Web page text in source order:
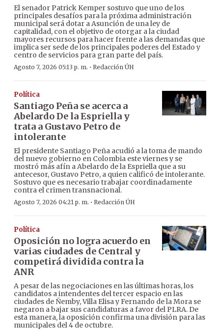
El senador Patrick Kemper sostuvo que uno de los
principales desafíos para la próxima administración
municipal será dotar a Asunción de una ley de
capitalidad, con el objetivo de otorgar a la ciudad
mayores recursos para hacer frente a las demandas que
implica ser sede de los principales poderes del Estado y
centro de servicios para gran parte del país.
Agosto 7, 2026 05:13 p. m. · Redacción ÚH
Política
Santiago Peña se acerca a
Abelardo De la Espriella y
trata a Gustavo Petro de
intolerante
El presidente Santiago Peña acudió a la toma de mando
del nuevo gobierno en Colombia este viernes y se
mostró más afín a Abelardo de la Espriella que a su
antecesor, Gustavo Petro, a quien calificó de intolerante.
Sostuvo que es necesario trabajar coordinadamente
contra el crimen transnacional.
Agosto 7, 2026 04:21 p. m. · Redacción ÚH
Política
Oposición no logra acuerdo en
varias ciudades de Central y
competirá dividida contra la
ANR
A pesar de las negociaciones en las últimas horas, los
candidatos a intendentes del tercer espacio en las
ciudades de Ñemby, Villa Elisa y Fernando de la Mora se
negaron a bajar sus candidaturas a favor del PLRA. De
esta manera, la oposición confirma una división para las
municipales del 4 de octubre.